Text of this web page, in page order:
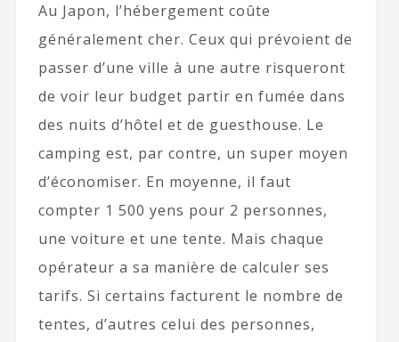
Au Japon, l’hébergement coûte
généralement cher. Ceux qui prévoient de
passer d’une ville à une autre risqueront
de voir leur budget partir en fumée dans
des nuits d’hôtel et de guesthouse. Le
camping est, par contre, un super moyen
d’économiser. En moyenne, il faut
compter 1 500 yens pour 2 personnes,
une voiture et une tente. Mais chaque
opérateur a sa manière de calculer ses
tarifs. Si certains facturent le nombre de
tentes, d’autres celui des personnes,